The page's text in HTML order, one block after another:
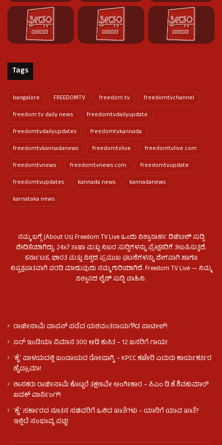
Tags
bangalore FREEDOMTV freedom tv
freedomtvchannel
freedom tv daily news
freedomtvdailyupdate
freedomtvdailyupdates
freedomtvkannada
freedomtvkannadanews
freedomtvlive
freedomtvlive.com
freedomtvnews
freedomtvnews.com
freedomtvupdate
freedomtvupdates
kannada news
kannadanews
karnataka news
ನಮ್ಮ ಬಗ್ಗೆ (About Us) Freedom TV Live ಒಂದು ವಿಶ್ವಾಸಾರ್ಹ ಡಿಜಿಟಲ್ ಸುದ್ದಿ
ವೇದಿಕೆಯಾಗಿದ್ದು, 24x7 ತಾಜಾ ಮತ್ತು ನಿಖರ ಸುದ್ದಿಗಳನ್ನು ಪ್ರೇಕ್ಷಕರಿಗೆ ತಲುಪಿಸುತ್ತದೆ.
ಕರ್ನಾಟಕ, ಭಾರತ ಮತ್ತು ವಿಶ್ವದ ಪ್ರಮುಖ ಘಟನೆಗಳನ್ನು ವೇಗವಾಗಿ ಹಾಗೂ
ನಿಷ್ಪಕ್ಷಪಾತವಾಗಿ ವರದಿ ಮಾಡುವುದು ನಮ್ಮ ಗುರಿಯಾಗಿದೆ. Freedom TV Live — ನಿಮ್ಮ
ವಿಶ್ವಾಸದ ಲೈವ್ ಸುದ್ದಿ ವಾಹಿನಿ.
ರಾಜೀನಾಮೆ ವಾಪಸ್ ಪಡೆದ ಯಶವಂತರಾಯಗೌಡ ಪಾಟೀಲ್‌!
ಏರ್ ಇಂಡಿಯಾ ವಿಮಾನ 300 ಅಡಿ ಕುಸಿತ – 12 ಜನರಿಗೆ ಗಾಯ!
ʻಕೈʼ​ ಪಾಳಯದಲ್ಲಿ ಬಂಡಾಯದ ರೋಷಾಗ್ನಿ – KPCC ಕಚೇರಿ ಎದುರು ಕಾರ್ಯಕರ್ತರ
ಹೈಡ್ರಾಮಾ!
ಶಾಸಕರು ರಾಜೀನಾಮೆ ಕೊಟ್ಟರೆ ತಕ್ಷಣವೇ ಅಂಗೀಕಾರ – ಸಿಎಂ ಡಿ.ಕೆ.ಶಿವಕುಮಾರ್
ಖಡಕ್ ವಾರ್ನಿಂಗ್!
ʻಕೈʼ ಸರ್ಕಾರದ ನೂತನ ಸಚಿವರಿಗೆ ಒಲಿದ ಖಾತೆಗಳು – ಯಾರಿಗೆ ಯಾವ ಖಾತೆ?
ಇಲ್ಲಿದೆ ಸಂಭಾವ್ಯ ಪಟ್ಟಿ!